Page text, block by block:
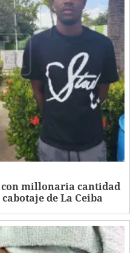
con millonaria cantidad
de La Ceiba